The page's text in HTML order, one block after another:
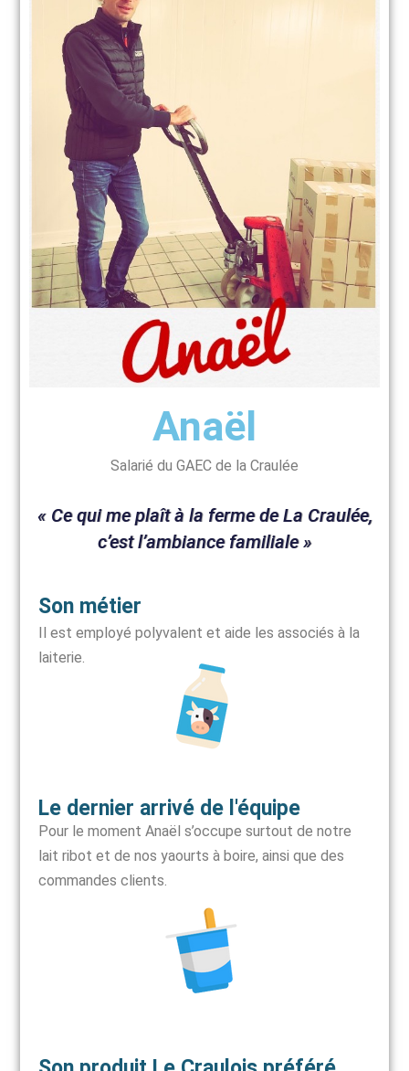
Anaël
Salarié du GAEC de la Craulée
« Ce qui me plaît à la ferme de La Craulée,
c’est l’ambiance familiale »
Son métier
Il est employé polyvalent et aide les associés à la
laiterie.
Le dernier arrivé de l'équipe
Pour le moment Anaël s’occupe surtout de notre
lait ribot et de nos yaourts à boire, ainsi que des
commandes clients.